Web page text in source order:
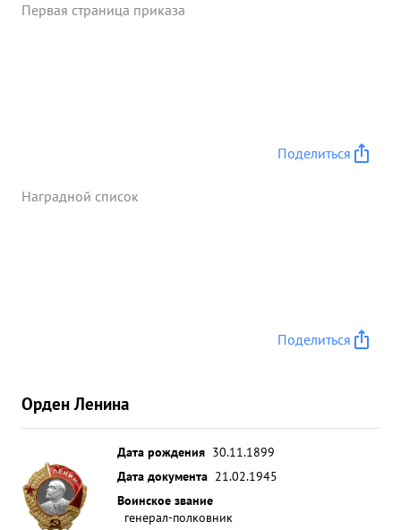
Первая страница приказа
Поделиться
Наградной список
Поделиться
Орден Ленина
Дата рождения 30.11.1899
Дата документа 21.02.1945
Воинское звание
генерал-полковник